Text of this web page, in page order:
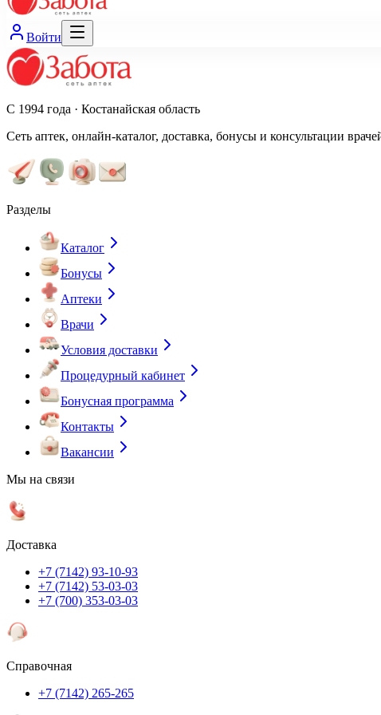
Войти
С 1994 года · Костанайская область
Сеть аптек, онлайн-каталог, доставка, бонусы и консультации
Разделы
Каталог
Бонусы
Аптеки
Врачи
Условия доставки
Процедурный кабинет
Бонусная программа
Контакты
Вакансии
Мы на связи
Доставка
+7 (7142) 93-10-93
+7 (7142) 53-03-03
+7 (700) 353-03-03
Справочная
+7 (7142) 265-265